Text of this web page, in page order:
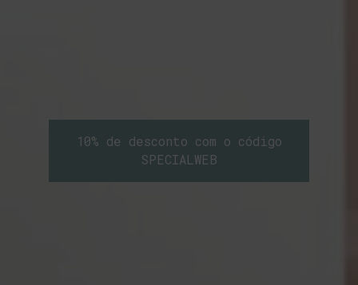
10% de desconto com o código
SPECIALWEB